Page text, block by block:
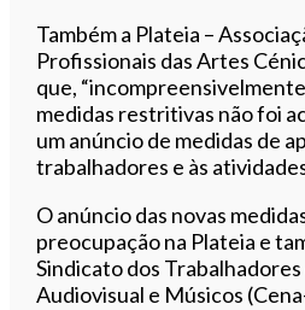
Também a Plateia –
Profissionais das Artes
que,
medidas restritivas não foi
um anúncio de medidas de
trabalhadores e às
O anúncio das novas
preocupação na Plateia e
Sindicato dos
Audiovisual e Músicos